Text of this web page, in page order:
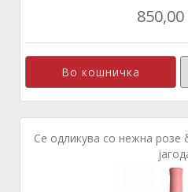
Се одликува со нежна розе